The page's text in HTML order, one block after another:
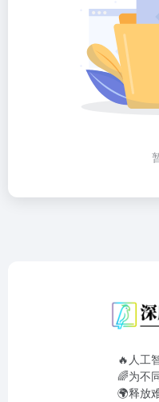
🔥人工
🌈为不
🌍释放